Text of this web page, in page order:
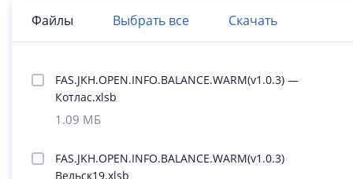
Файлы Выбрать все Скачать
FAS.JKH.OPEN.INFO.BALANCE.WARM(v1.0.3) —
Котлас.xlsb
1.09 МБ
FAS.JKH.OPEN.INFO.BALANCE.WARM(v1.0.3)
Вельск19.xlsb